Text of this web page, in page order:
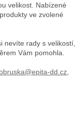
velikost. Nabízené
ve zvolené
nevíte rady s velikostí,
Vám pomohla.
dd.cz